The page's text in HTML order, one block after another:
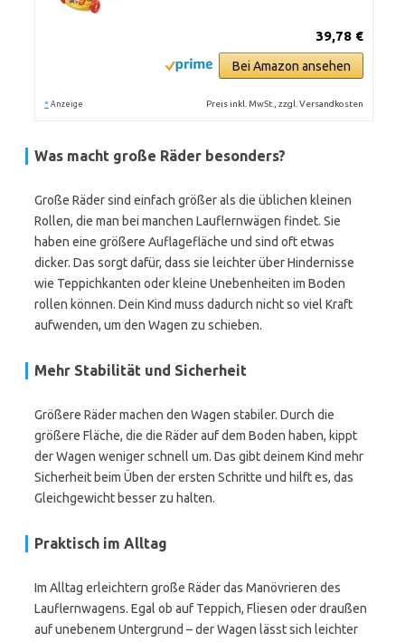
39,78 €
Bei Amazon ansehen
* Anzeige Preis inkl. MwSt., zzgl. Versandkosten
Was macht große Räder besonders?
Große Räder sind einfach größer als die üblichen kleinen
Rollen, die man bei manchen Lauflernwägen findet. Sie
haben eine größere Auflagefläche und sind oft etwas
dicker. Das sorgt dafür, dass sie leichter über Hindernisse
wie Teppichkanten oder kleine Unebenheiten im Boden
rollen können. Dein Kind muss dadurch nicht so viel Kraft
aufwenden, um den Wagen zu schieben.
Mehr Stabilität und Sicherheit
Größere Räder machen den Wagen stabiler. Durch die
größere Fläche, die die Räder auf dem Boden haben, kippt
der Wagen weniger schnell um. Das gibt deinem Kind mehr
Sicherheit beim Üben der ersten Schritte und hilft es, das
Gleichgewicht besser zu halten.
Praktisch im Alltag
Im Alltag erleichtern große Räder das Manövrieren des
Lauflernwagens. Egal ob auf Teppich, Fliesen oder draußen
auf unebenem Untergrund – der Wagen lässt sich leichter